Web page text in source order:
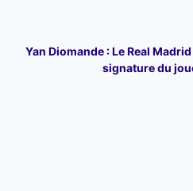
Yan Diomande : Le Real
signature du